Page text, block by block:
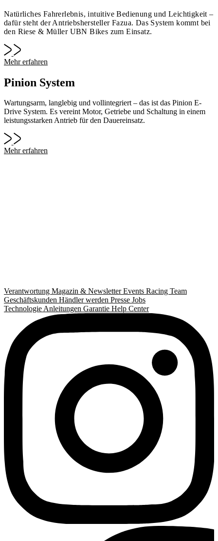
Natürliches Fahrerlebnis, intuitive Bedienung und Leichtigkeit –
dafür steht der Antriebshersteller Fazua. Das System kommt bei
den Riese & Müller UBN Bikes zum Einsatz.
Mehr erfahren
Pinion System
Wartungsarm, langlebig und vollintegriert – das ist das Pinion E-
Drive System. Es vereint Motor, Getriebe und Schaltung in einem
leistungsstarken Antrieb für den Dauereinsatz.
Mehr erfahren
Verantwortung Magazin & NewsletterEvents Racing Team
Geschäftskunden Händler werden Presse Jobs
Technologie Anleitungen Garantie Help Center